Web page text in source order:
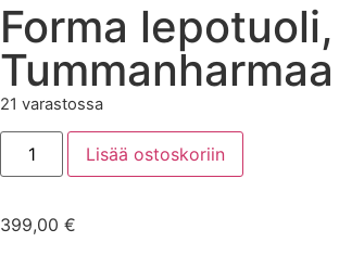
Forma lepotuoli,
Tummanharmaa
21 varastossa
Lisää ostoskoriin
399,00 €